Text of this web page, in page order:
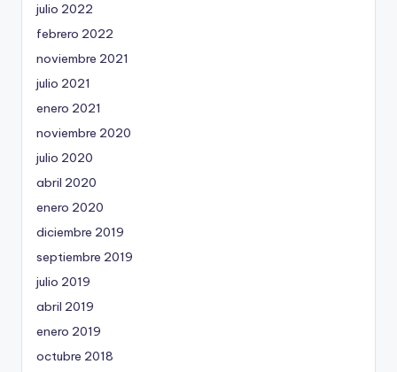
julio 2022
febrero 2022
noviembre 2021
julio 2021
enero 2021
noviembre 2020
julio 2020
abril 2020
enero 2020
diciembre 2019
septiembre 2019
julio 2019
abril 2019
enero 2019
octubre 2018